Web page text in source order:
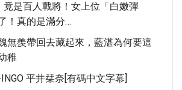
竟是百人戰將！女上位「白嫩彈
！真的是滿分…
無羨帶回去藏起來，藍湛為何要這
稚
平井栞奈[有碼中文字幕]